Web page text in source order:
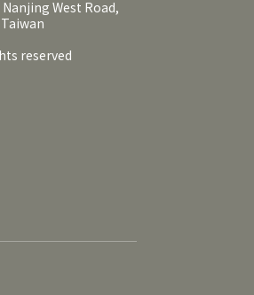
West Road,
reserved